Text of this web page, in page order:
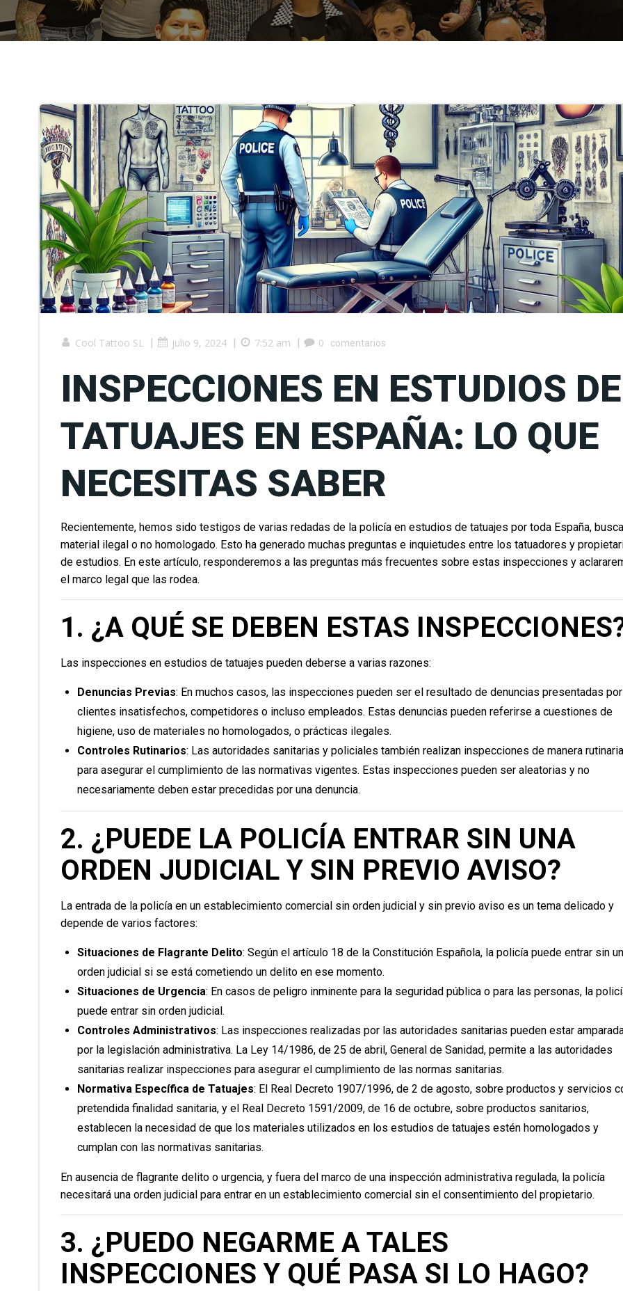
Cool Tattoo SL | julio 9, 2024 | 7:52 am | 0 comentarios
INSPECCIONES EN ESTUDIOS DE
TATUAJES EN ESPAÑA: LO QUE
NECESITAS SABER
Recientemente, hemos sido testigos de varias redadas de la policía en estudios de tatuajes por toda España,
material ilegal o no homologado. Esto ha generado muchas preguntas e inquietudes entre los tatuadores y
de estudios. En este artículo, responderemos a las preguntas más frecuentes sobre estas inspecciones y
el marco legal que las rodea.
1. ¿A QUÉ SE DEBEN ESTAS
Las inspecciones en estudios de tatuajes pueden deberse a varias razones:
Denuncias Previas: En muchos casos, las inspecciones pueden ser el resultado de denuncias presentadas por
clientes insatisfechos, competidores o incluso empleados. Estas denuncias pueden referirse a cuestiones de
higiene, uso de materiales no homologados, o prácticas ilegales.
Controles Rutinarios: Las autoridades sanitarias y policiales también realizan inspecciones de manera rutinaria
para asegurar el cumplimiento de las normativas vigentes. Estas inspecciones pueden ser aleatorias y no
necesariamente deben estar precedidas por una denuncia.
2. ¿PUEDE LA POLICÍA ENTRAR SIN UNA
ORDEN JUDICIAL Y SIN PREVIO AVISO?
La entrada de la policía en un establecimiento comercial sin orden judicial y sin previo aviso es un tema delicado y
depende de varios factores:
Situaciones de Flagrante Delito: Según el artículo 18 de la Constitución Española, la policía puede entrar sin
orden judicial si se está cometiendo un delito en ese momento.
Situaciones de Urgencia: En casos de peligro inminente para la seguridad pública o para las personas, la
puede entrar sin orden judicial.
Controles Administrativos: Las inspecciones realizadas por las autoridades sanitarias pueden estar
por la legislación administrativa. La Ley 14/1986, de 25 de abril, General de Sanidad, permite a las autoridades
sanitarias realizar inspecciones para asegurar el cumplimiento de las normas sanitarias.
Normativa Específica de Tatuajes: El Real Decreto 1907/1996, de 2 de agosto, sobre productos y servicios
pretendida finalidad sanitaria, y el Real Decreto 1591/2009, de 16 de octubre, sobre productos sanitarios,
establecen la necesidad de que los materiales utilizados en los estudios de tatuajes estén homologados y
cumplan con las normativas sanitarias.
En ausencia de flagrante delito o urgencia, y fuera del marco de una inspección administrativa regulada, la policía
necesitará una orden judicial para entrar en un establecimiento comercial sin el consentimiento del propietario.
3. ¿PUEDO NEGARME A TALES
INSPECCIONES Y QUÉ PASA SI LO HAGO?